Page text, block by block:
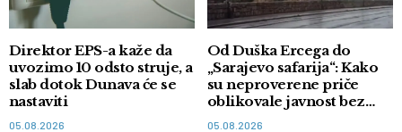
Direktor EPS-a kaže da
uvozimo 10 odsto struje, a
slab dotok Dunava će se
nastaviti
05.08.2026
Od Duška Ercega do
„Sarajevo safarija“: Kako
su neproverene priče
oblikovale javnost bez
05.08.2026